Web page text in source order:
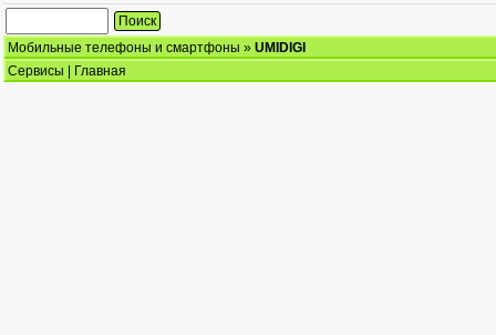
Мобильные телефоны и смартфоны » UMIDIGI
Сервисы
Главная